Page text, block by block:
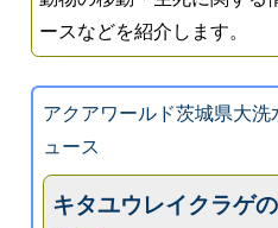
ースなどを紹介します。
アクアワールド茨城県大洗
ュース
キタユウレイクラゲ